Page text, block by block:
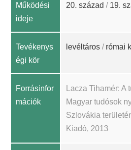
Működési
ideje
20. század / 19.
Tevékenys
égi kör
levéltáros / római
Forrásinfor
mációk
Lacza Tihamér:
Magyar tudósok
Szlovákia
Kiadó, 2013